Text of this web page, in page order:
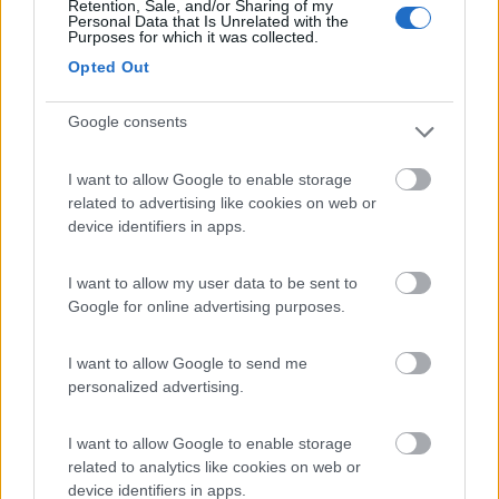
Retention, Sale, and/or Sharing of my
Personal Data that Is Unrelated with the
Purposes for which it was collected.
Opted Out
Google consents
I want to allow Google to enable storage
related to advertising like cookies on web or
device identifiers in apps.
I want to allow my user data to be sent to
Google for online advertising purposes.
I want to allow Google to send me
personalized advertising.
I want to allow Google to enable storage
related to analytics like cookies on web or
device identifiers in apps.
Questa è la regola base; se l'obiettivo è più in alto, il soggetto
sarà informe con la testa grossa e le gambe piccole; se più in
basso il soggetto sembrerà gigantesco con le gambe lunghe e
la testa piccola.
Quindi, se si fotografano i bambini, bisogna abbassarsi al livello
almeno dei loro occhi; se si fotografa un bambino piccolo,
l'obiettivo deve essere a poche decine di centimetri da terra.
Giovanni